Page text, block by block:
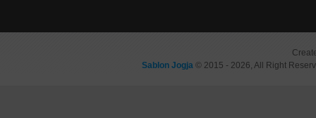
Sablon Jogja © 2015 - 2026, All Right